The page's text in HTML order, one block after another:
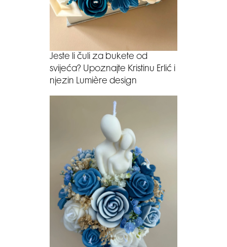
Jeste li čuli za bukete od
svijeća? Upoznajte Kristinu Erlić i
njezin Lumière design